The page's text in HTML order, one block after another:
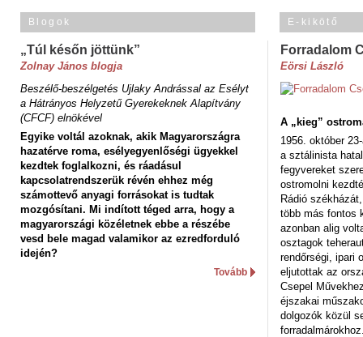
Blogok
„Túl későn jöttünk”
Zolnay János blogja
Beszélő-beszélgetés Ujlaky Andrással az Esélyt
a Hátrányos Helyzetű Gyerekeknek Alapítvány
(CFCF) elnökével
Egyike voltál azoknak, akik Magyarországra
hazatérve roma, esélyegyenlőségi ügyekkel
kezdtek foglalkozni, és ráadásul
kapcsolatrendszerük révén ehhez még
számottevő anyagi forrásokat is tudtak
mozgósítani. Mi indított téged arra, hogy a
magyarországi közéletnek ebbe a részébe
vesd bele magad valamikor az ezredforduló
idején?
Tovább
E-kikötő
Forradalom
Eörsi László
A „kieg”
1956. október
a sztálinista
fegyvereket
ostromolni
Rádió
több más fontos
azonban alig
osztagok
rendőrségi, ipari
eljutottak az
Csepel
éjszakai
dolgozók közül